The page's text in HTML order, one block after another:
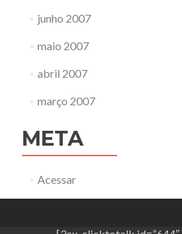
junho 2007
maio 2007
abril 2007
março 2007
META
Acessar